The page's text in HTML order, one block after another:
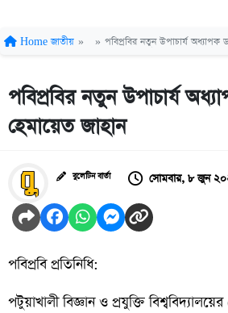
Home জাতীয় » » পবিপ্রবির নতুন উপাচার্য
পবিপ্রবির নতুন উপাচার্য
হেমায়েত জাহান
বুলেটিন বার্তা সোমবার, ৮ জুন
পবিপ্রবি প্রতিনিধি:
পটুয়াখালী বিজ্ঞান ও প্রযুক্তি